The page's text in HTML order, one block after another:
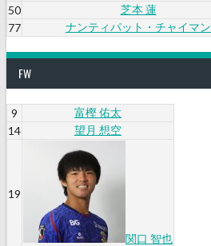
50
芝本 蓮
77
ナンティパット・チャイマン
FW
9
富樫 佑太
14
望月 想空
19
関口 智也